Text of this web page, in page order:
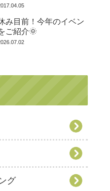
サービスのチャイル
み目前！今年のイベン
ご紹介🌞
グ